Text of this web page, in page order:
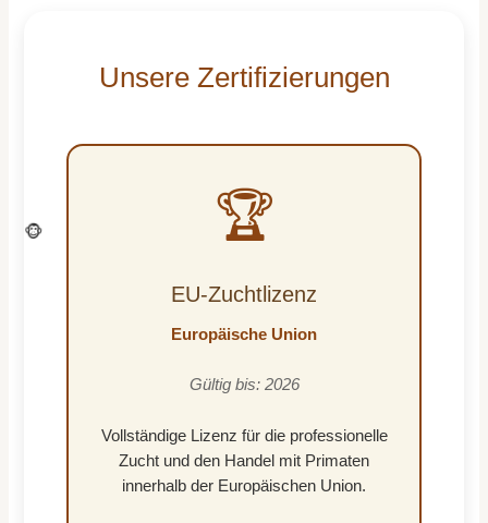
🐵
Unsere Zertifizierungen
🏆
EU-Zuchtlizenz
Europäische Union
Gültig bis: 2026
Vollständige Lizenz für die professionelle
Zucht und den Handel mit Primaten
innerhalb der Europäischen Union.